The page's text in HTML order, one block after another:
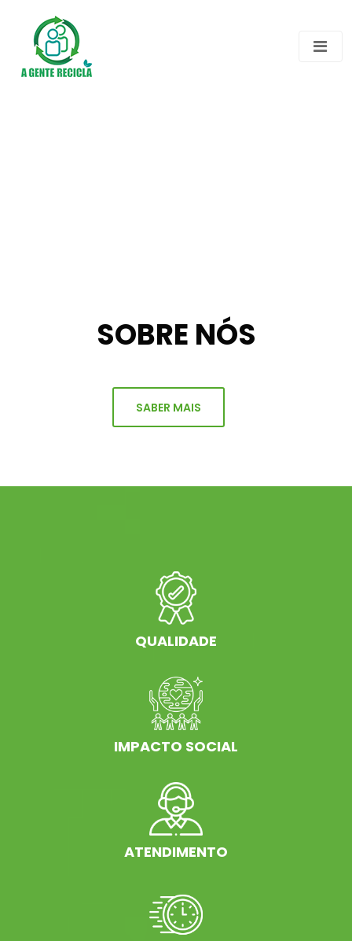
SOBRE NÓS
SABER MAIS
QUALIDADE
IMPACTO SOCIAL
ATENDIMENTO